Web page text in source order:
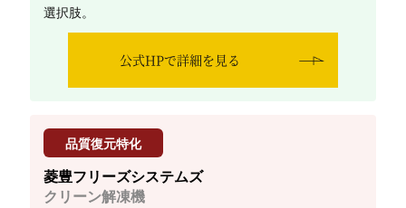
選択肢。
公式HPで詳細を見る
品質復元特化
菱豊フリーズシステムズ
クリーン解凍機